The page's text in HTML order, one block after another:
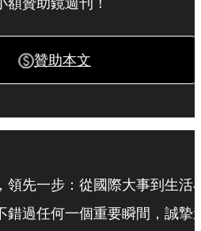
贊助本文
領先一步：從國際大事到生活
錯過任何一個重要瞬間，誠摯